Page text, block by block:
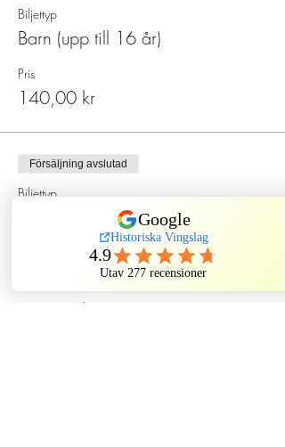
Biljettyp
Barn (upp till 16 år)
Pris
140,00 kr
Försäljning avslutad
Biljettyp
Spökmiddag på Sten Sture
Mer information
550,00 kr